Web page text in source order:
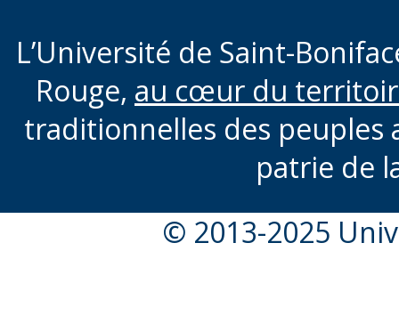
L’Université de Saint-
Rouge, au cœur du
traditionnelles des peuples
patrie de
© 2013-2025